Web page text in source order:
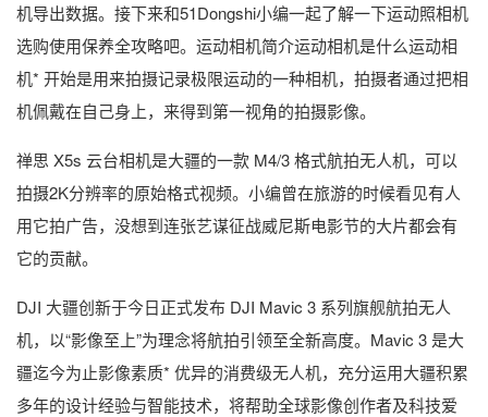
机导出数据。接下来和51Dongshi小编一起了解一下运动照相机
选购使用保养全攻略吧。运动相机简介运动相机是什么运动相
机* 开始是用来拍摄记录极限运动的一种相机，拍摄者通过把相
机佩戴在自己身上，来得到第一视角的拍摄影像。
禅思 X5s 云台相机是大疆的一款 M4/3 格式航拍无人机，可以
拍摄2K分辨率的原始格式视频。小编曾在旅游的时候看见有人
用它拍广告，没想到连张艺谋征战威尼斯电影节的大片都会有
它的贡献。
DJI 大疆创新于今日正式发布 DJI Mavic 3 系列旗舰航拍无人
机，以“影像至上”为理念将航拍引领至全新高度。Mavic 3 是大
疆迄今为止影像素质* 优异的消费级无人机，充分运用大疆积累
多年的设计经验与智能技术，将帮助全球影像创作者及科技爱